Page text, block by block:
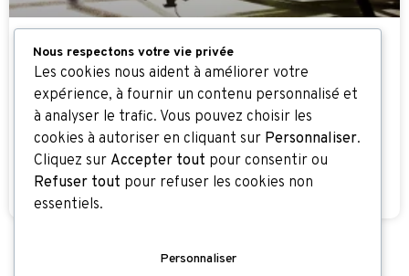
COMMENT PERDRE LE BOURRELET
DU DOS ?
Vous savez, ce petit bourrelet qui dépasse du soutien-
gorge ou qui se forme sous le t-shirt ? Celui qu’on remarque
dans le miroir et qui nous agace profondément. Nous
savons
Nous respectons votre vie privée
Les cookies nous aident à améliorer votre
expérience, à fournir un contenu personnalisé et
à analyser le trafic. Vous pouvez choisir les
cookies à autoriser en cliquant sur Personnaliser.
Cliquez sur Accepter tout pour consentir ou
Refuser tout pour refuser les cookies non
essentiels.
Personnaliser